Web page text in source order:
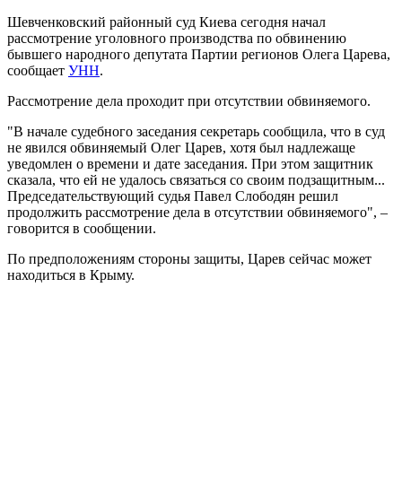
Шевченковский районный суд Киева сегодня начал
рассмотрение уголовного производства по обвинению
бывшего народного депутата Партии регионов Олега Царева,
сообщает УНН.
Рассмотрение дела проходит при отсутствии обвиняемого.
"В начале судебного заседания секретарь сообщила, что в суд
не явился обвиняемый Олег Царев, хотя был надлежаще
уведомлен о времени и дате заседания. При этом защитник
сказала, что ей не удалось связаться со своим подзащитным...
Председательствующий судья Павел Слободян решил
продолжить рассмотрение дела в отсутствии обвиняемого", –
говорится в сообщении.
По предположениям стороны защиты, Царев сейчас может
находиться в Крыму.